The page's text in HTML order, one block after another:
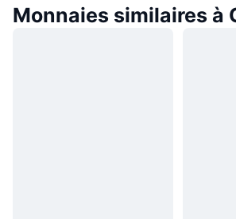
Monnaies similaires à